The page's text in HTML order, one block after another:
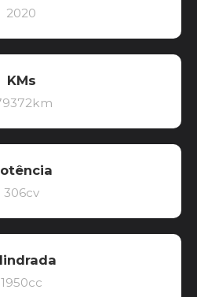
2020
KMs
306cv
1950cc